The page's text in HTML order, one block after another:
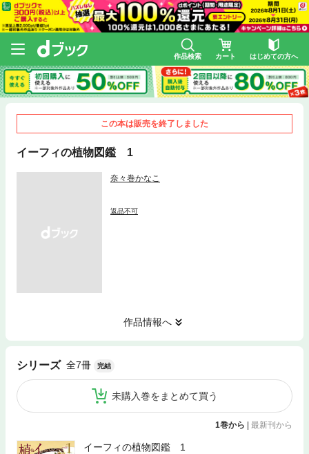
作品検索 カート はじめての方へ
この本は販売を終了しました
イーフィの植物図鑑 1
奈々巻かなこ
返品不可
作品情報へ
シリーズ 全7冊 完結
未購入巻をまとめて買う
1巻から 最新刊から
イーフィの植物図鑑 1